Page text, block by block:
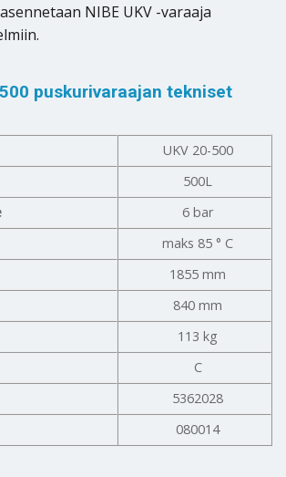
NIBE UKV -varaaja
puskurivaraajan tekniset
UKV 20-500
500L
6 bar
maks 85 ° C
1855 mm
840 mm
113 kg
C
5362028
080014